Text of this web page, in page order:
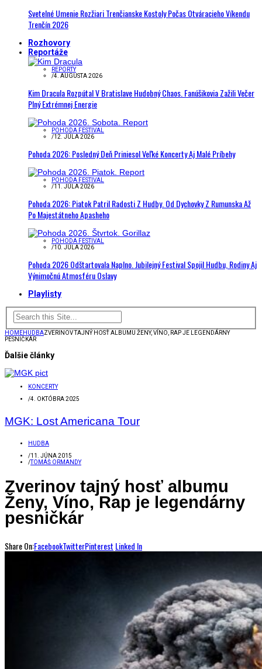
Svetelné Umenie Rozžiari Trenčianske Kostoly Počas Otváracieho Víkendu
Trenčín 2026
Rozhovory
Reportáže
REPORTY
/4. AUGUSTA 2026
Kim Dracula Rozpútal V Bratislave Hudobný Chaos. Fanúšikovia Zažili Večer
Plný Extrémnej Energie
POHODA FESTIVAL
/12. JÚLA 2026
Pohoda 2026: Posledný Deň Priniesol Veľké Koncerty Aj Malé Príbehy
POHODA FESTIVAL
/11. JÚLA 2026
Pohoda 2026: Piatok Patril Radosti Z Hudby. Od Dychovky Z Rumunska Až
Po Majestátneho Apasheho
POHODA FESTIVAL
/10. JÚLA 2026
Pohoda 2026 Odštartovala Naplno. Jubilejný Festival Spojil Hudbu, Rodiny Aj
Výnimočnú Atmosféru Oslavy
Playlisty
HOMEHUDBAZVERINOV TAJNÝ HOSŤ ALBUMU ŽENY, VÍNO, RAP JE LEGENDÁRNY
PESNIČKÁR
Ďalšie články
KONCERTY
/4. OKTÓBRA 2025
MGK: Lost Americana Tour
HUDBA
/11. JÚNA 2015
/TOMÁŠ ORMANDY
Zverinov tajný hosť albumu
Ženy, Víno, Rap je legendárny
pesničkár
Share On:FacebookTwitterPinterest Linked In